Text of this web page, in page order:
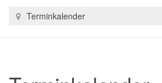
Terminkalender